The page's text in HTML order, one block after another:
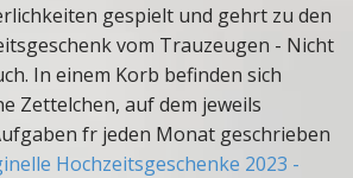
gespielt und gehrt zu den
vom Trauzeugen - Nicht
In einem Korb befinden sich
Zettelchen, auf dem jeweils
fr jeden Monat geschrieben
Hochzeitsgeschenke 2023 -